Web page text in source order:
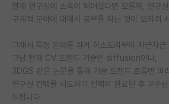
현재 연구실에 소속이 되어있다면 모를까, 연구
구체적 분야에 대해서 공부를 하는 것이 오히려
그래서 특정 분야를 과거 히스토리부터 차근차근
그냥 현재 CV 트렌드 기술인 diffusion이나,
3DGS 같은 논문을 통해 기술 트렌드 흐름만 따
연구실 컨택을 시도하고 컨택이 완료된 후 교수
드립니다